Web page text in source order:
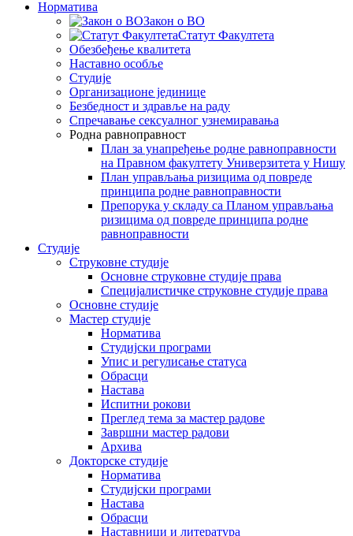
Норматива
Закон о ВО
Статут Факултета
Обезбеђење квалитета
Наставно особље
Студије
Организационе јединице
Безбедност и здравље на раду
Спречавање сексуалног узнемиравања
Родна равноправност
План за унапређење родне равноправности
на Правном факултету Универзитета у Нишу
План управљања ризицима од повреде
принципа родне равноправности
Препорука у складу са Планом управљања
ризицима од повреде принципа родне
равноправности
Студије
Струковне студије
Основне струковне студије права
Специјалистичке струковне студије права
Основне студије
Мастер студије
Норматива
Студијски програми
Упис и регулисање статуса
Обрасци
Настава
Испитни рокови
Преглед тема за мастер радове
Завршни мастер радови
Архива
Докторске студије
Норматива
Студијски програми
Настава
Обрасци
Наставници и литература